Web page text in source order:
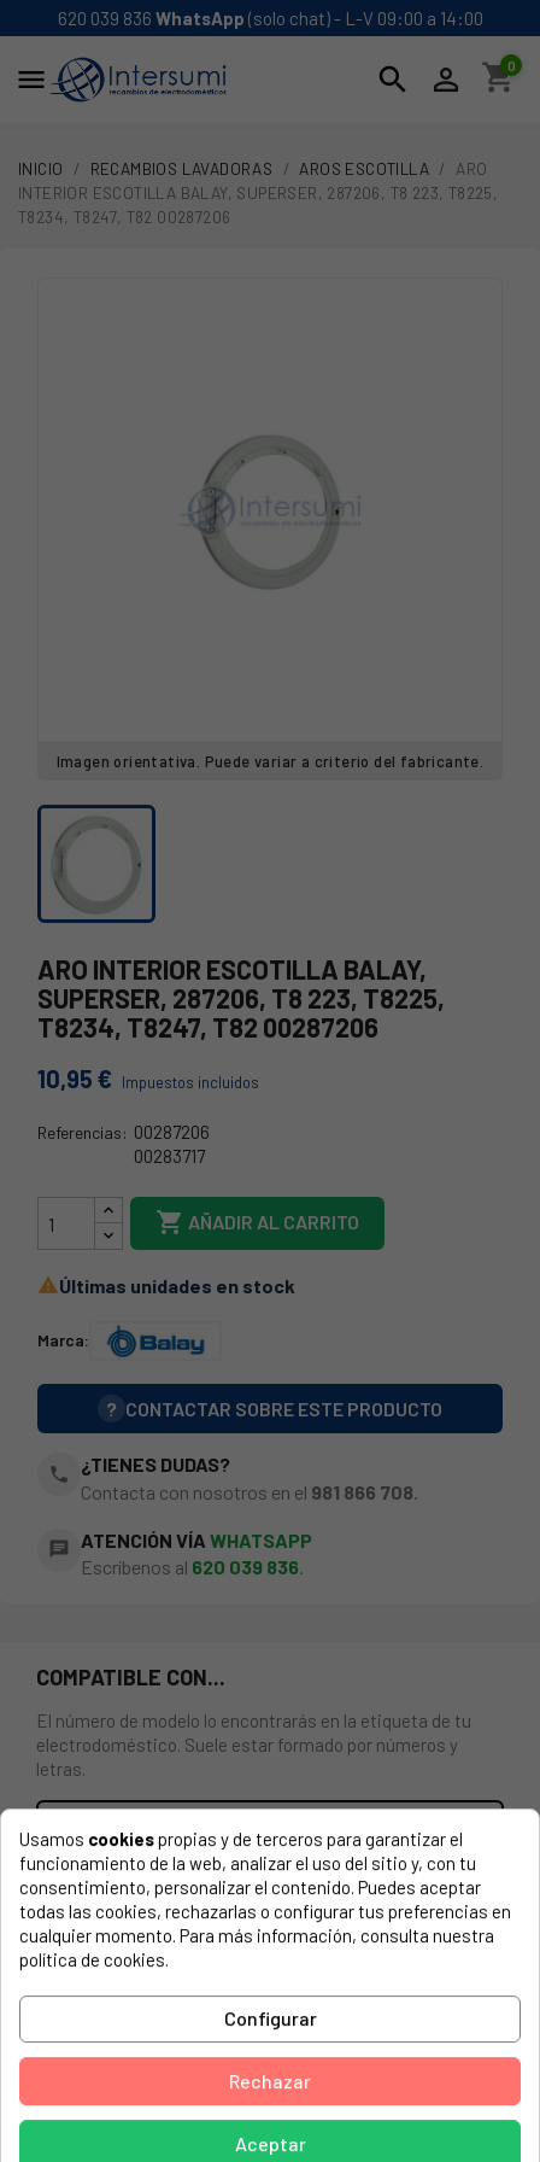
620 039 836 WhatsApp (solo chat) - L-V 09:00 a 14:00
 search  shopping_cart
0
INICIO RECAMBIOS LAVADORAS AROS ESCOTILLA
ARO
INTERIOR ESCOTILLA BALAY, SUPERSER, 287206, T8 223, T8225,
T8234, T8247, T82 00287206
Imagen orientativa. Puede variar a criterio del fabricante.
ARO INTERIOR ESCOTILLA BALAY,
SUPERSER, 287206, T8 223, T8225,
T8234, T8247, T82 00287206
10,95 € Impuestos incluidos
Referencias: 00287206
00283717
 AÑADIR AL CARRITO
Últimas unidades en stock
Marca:
? CONTACTAR SOBRE ESTE PRODUCTO
phone
¿TIENES DUDAS?
Contacta con nosotros en el 981 866 708
chat ATENCIÓN VÍA WHATSAPP
Escríbenos al 620 039 836.
COMPATIBLE CON...
El número de modelo lo encontrarás en la etiqueta de tu
electrodoméstico. Suele estar formado por números y
letras.
Aro interior escotilla Balay, Superser, 287206, T8 223,
T8225, T8234, T8247, T8272, T8273, T8295, lr e 410, 5ª
GENERACION
BOSCH, 3TE8272/12
Usamos cookiespropias y de terceros para garantizar el
funcionamiento de la web, analizar el uso del sitio y, con tu
consentimiento, personalizar el contenido. Puedes aceptar
todas las cookies, rechazarlas o configurar tus preferencias en
cualquier momento. Para más información, consulta nuestra
política de cookies.
Configurar
Rechazar
Aceptar